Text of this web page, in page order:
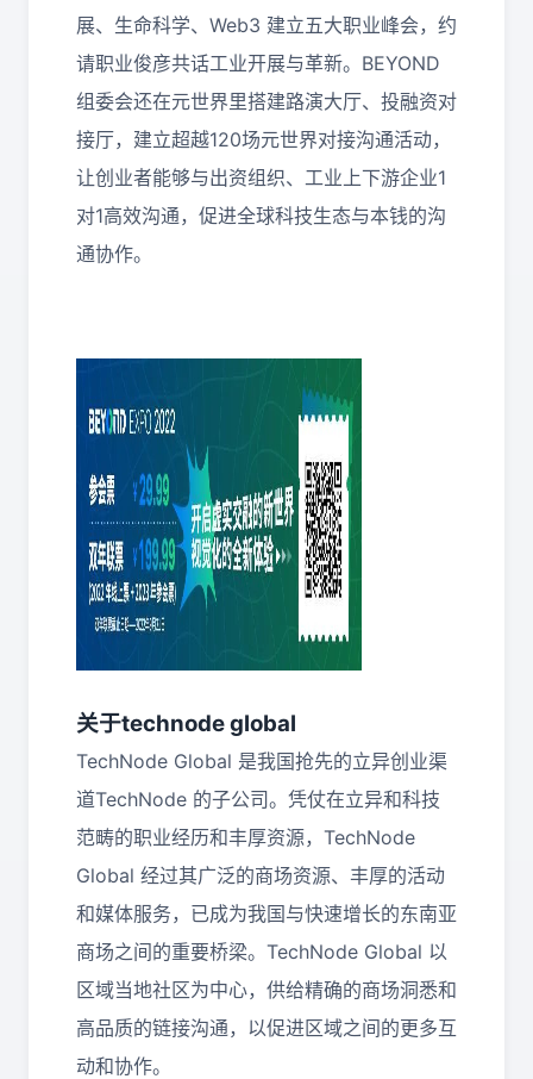
展、生命科学、Web3 建立五大职业峰会，约
请职业俊彦共话工业开展与革新。 BEYOND
组委会还在元世界里搭建路演大厅、投融资对
接厅，建立超越120场元世界对接沟通活动，
让创业者能够与出资组织、工业上下游企业1
对1高效沟通，促进全球科技生态与本钱的沟
通协作。
关于technode global
TechNode Global 是我国抢先的立异创业渠
道TechNode 的子公司。 凭仗在立异和科技
范畴的职业经历和丰厚资源，TechNode
Global 经过其广泛的商场资源、丰厚的活动
和媒体服务，已成为我国与快速增长的东南亚
商场之间的重要桥梁。 TechNode Global 以
区域当地社区为中心，供给精确的商场洞悉和
高品质的链接沟通，以促进区域之间的更多互
动和协作。